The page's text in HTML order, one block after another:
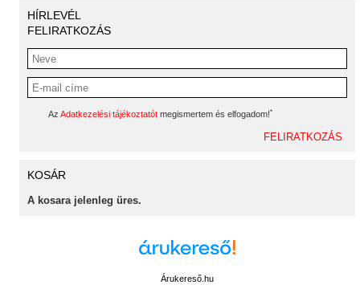
HÍRLEVÉL
FELIRATKOZÁS
Az Adatkezelési tájékoztatót megismertem és elfogadom!*
KOSÁR
A kosara jelenleg üres.
Árukereső.hu